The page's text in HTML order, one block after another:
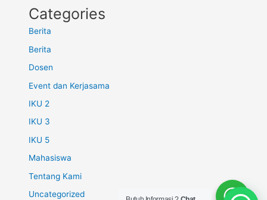
Categories
Berita
Berita
Dosen
Event dan Kerjasama
IKU 2
IKU 3
IKU 5
Mahasiswa
Tentang Kami
Uncategorized